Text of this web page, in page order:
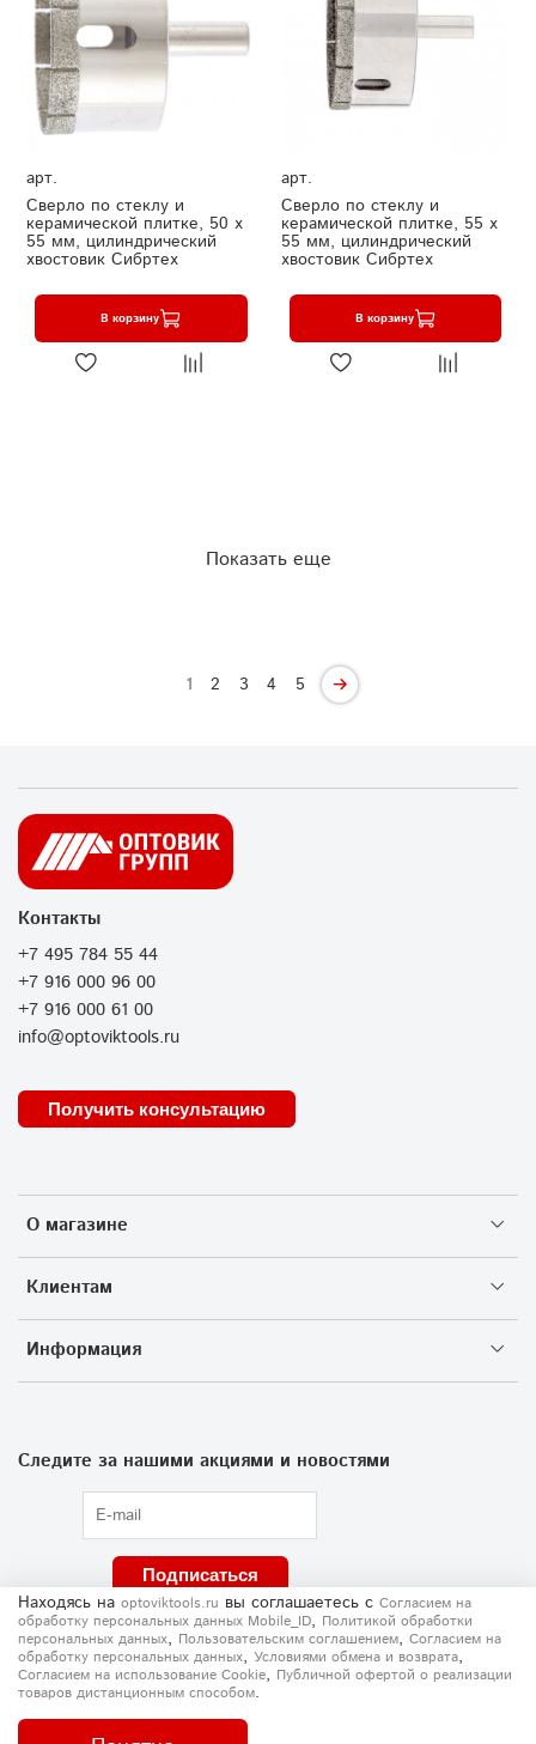
арт.
Сверло по стеклу и
керамической плитке, 50 х
55 мм, цилиндрический
хвостовик Сибртех
В корзину
арт.
Сверло по стеклу и
керамической плитке, 55 х
55 мм, цилиндрический
хвостовик Сибртех
В корзину
Показать еще
1 2 3 4 5
О магазине
Клиентам
Информация
Контакты
+7 495 784 55 44
+7 916 000 96 00
+7 916 000 61 00
info@optoviktools.ru
Получить консультацию
Следите за нашими акциями и новостями
Подписаться
Находясь на optoviktools.ru вы соглашаетесь с Согласием на
обработку персональных данных Mobile_ID, Политикой обработки
персональных данных, Пользовательским соглашением, Согласием на
обработку персональных данных, Условиями обмена и возврата,
Согласием на использование Сookie, Публичной офертой о реализации
товаров дистанционным способом.